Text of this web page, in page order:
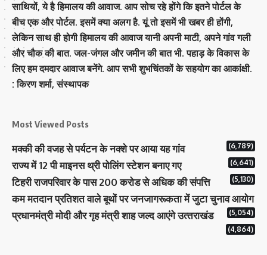
साथियों, ये है हिमालय की आवाज. आप सोच रहे होंगे कि इतने पोर्टल के
बीच एक और पोर्टल. इसमें क्या अलग है. यूं तो इसमें भी खबर ही होंगी,
लेकिन साथ ही होगी हिमालय की आवाज यानी अपनी माटी, अपने गांव गली
और चौक की बात. जल-जंगल और जमीन की बात भी. पहाड़ के विकास के
लिए हम दमदार आवाज बनेंगे. आप सभी शुभचिंतकों के सहयोग का आकांक्षी.
: किरण शर्मा, संस्‍थापक
Most Viewed Posts
मक्‍की की वजह से पर्यटन के नक्‍शे पर आया यह गांव (6,789)
राज्य में 12 पी माइनस थ्री पोलिंग स्टेशन बनाए गए (6,641)
टिहरी राजपरिवार के पास 200 करोड से अधिक की संपत्ति (5,130)
कम मतदान प्रतिशत वाले बूथों पर जनजागरूकता में जुटा चुनाव आयोग
(5,054)
प्रधानमंत्री माेदी और गृह मंत्री शाह जल्‍द आएंगे उत्‍तराखंड
(4,864)